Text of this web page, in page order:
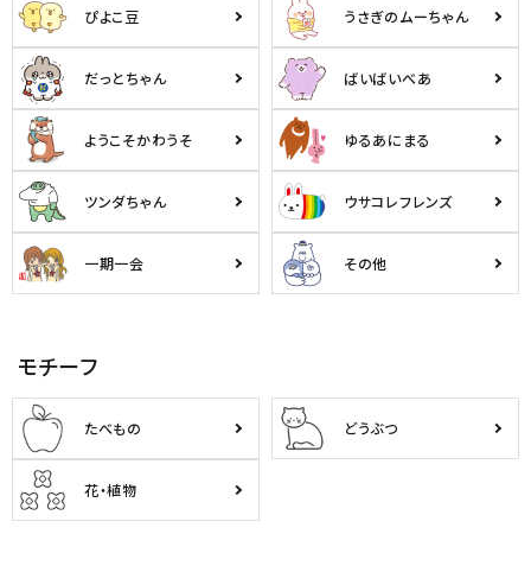
ぴよこ豆 うさぎのムーちゃん
だっとちゃん ばいばいべあ
ようこそかわうそ ゆるあにまる
ツンダちゃん ウサコレフレンズ
一期一会 その他
モチーフ
たべもの どうぶつ
花・植物